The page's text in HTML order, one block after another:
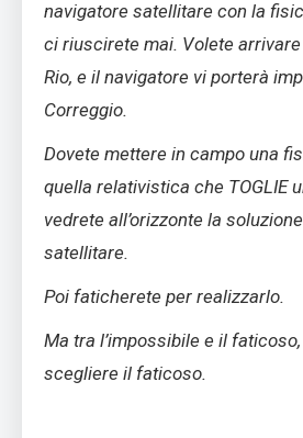
navigatore satellitare con la
ci riuscirete mai. Volete
Rio, e il navigatore vi porterà
Correggio.
Dovete mettere in campo una
quella relativistica che TOGLIE
vedrete all’orizzonte la
satellitare.
Poi faticherete per realizzarlo.
Ma tra l’impossibile e il faticoso,
scegliere il faticoso.